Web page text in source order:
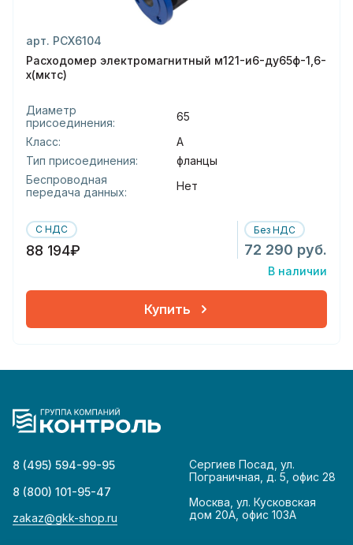
арт. РСХ6104
Расходомер электромагнитный м121-и6-ду65ф-1,6-
х(мктс)
Диаметр
присоединения:
65
Класс:
А
Тип присоединения:
фланцы
Беспроводная
передача данных:
Нет
С НДС
88 194₽
Без НДС
72 290 руб.
В наличии
Купить
8 (495) 594-99-95
8 (800) 101-95-47
zakaz@gkk-shop.ru
Сергиев Посад, ул.
Пограничная, д. 5, офис 28
Москва, ул. Кусковская
дом 20А, офис 103А